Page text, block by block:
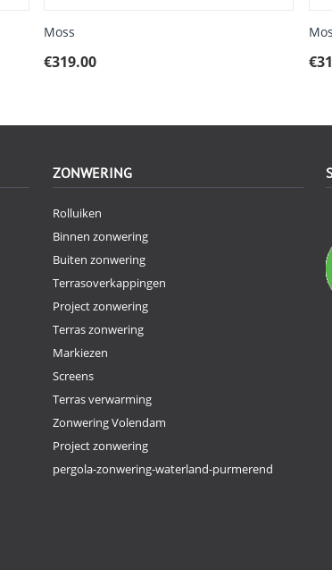
Moss
€319.00 €
ZONWERING
Rolluiken
Binnen zonwering
Buiten zonwering
Terrasoverkappingen
Project zonwering
Terras zonwering
Markiezen
Screens
Terras verwarming
Zonwering Volendam
Project zonwering
pergola-zonwering-waterland-purmerend